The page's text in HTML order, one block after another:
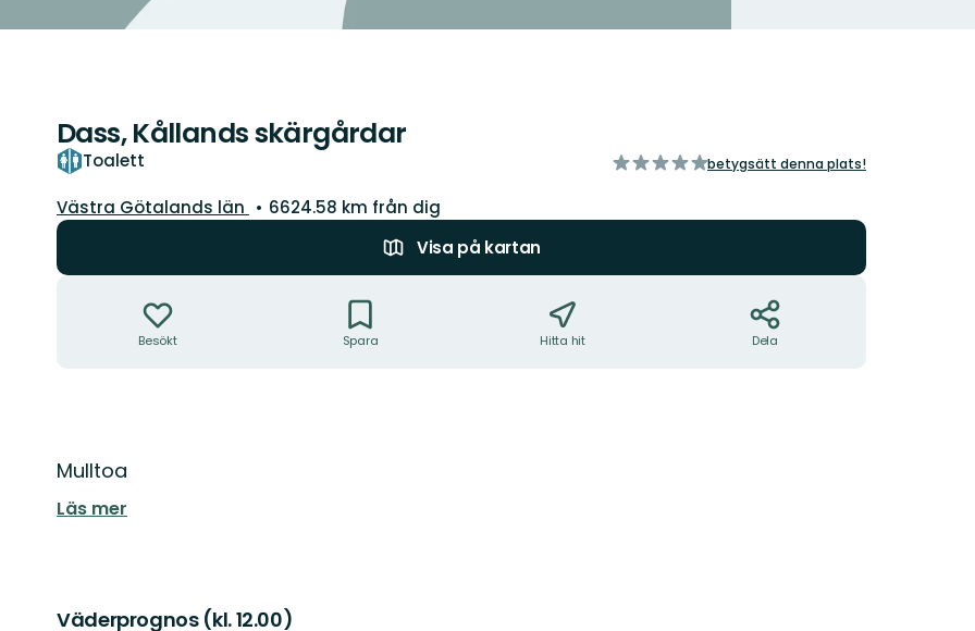
Dass, Kållands skärgårdar
Toalett
av
betygsätt denna plats!
Län:
Västra Götalands län
6624.58 km från dig
Visa på kartan
Besökt Spara Hitta hit Dela
Beskrivning
Mulltoa
Läs mer
Väderprognos (kl. 12.00)